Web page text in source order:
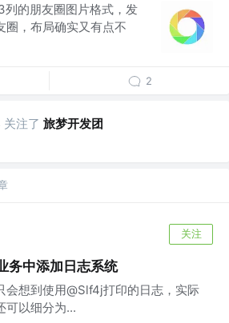
的朋友圈图片格式，发
圈，布局确实又有点不
2
关注了 旅梦开发团
关注
务中添加日志系统
会想到使用@Slf4j打印的日志，实际
可以细分为...